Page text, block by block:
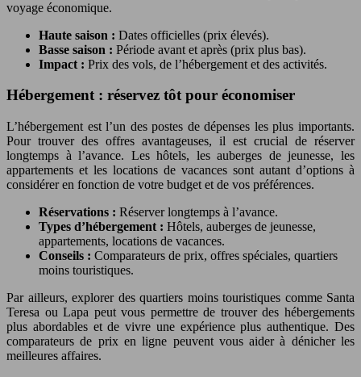
voyage économique.
Haute saison : Dates officielles (prix élevés).
Basse saison : Période avant et après (prix plus bas).
Impact : Prix des vols, de l’hébergement et des activités.
Hébergement : réservez tôt pour économiser
L’hébergement est l’un des postes de dépenses les plus importants.
Pour trouver des offres avantageuses, il est crucial de réserver
longtemps à l’avance. Les hôtels, les auberges de jeunesse, les
appartements et les locations de vacances sont autant d’options à
considérer en fonction de votre budget et de vos préférences.
Réservations : Réserver longtemps à l’avance.
Types d’hébergement : Hôtels, auberges de jeunesse,
appartements, locations de vacances.
Conseils : Comparateurs de prix, offres spéciales, quartiers
moins touristiques.
Par ailleurs, explorer des quartiers moins touristiques comme Santa
Teresa ou Lapa peut vous permettre de trouver des hébergements
plus abordables et de vivre une expérience plus authentique. Des
comparateurs de prix en ligne peuvent vous aider à dénicher les
meilleures affaires.